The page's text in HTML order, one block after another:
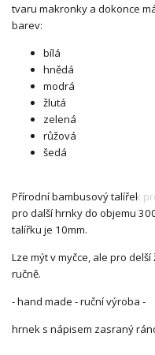
tvaru makronky a dokonce
barev:
bílá
hnědá
modrá
žlutá
zelená
růžová
šedá
Přírodní bambusový talířek
pro další hrnky do objemu
talířku je 10mm.
Lze mýt v myčce, ale pro
ručně.
- hand made - ruční výroba -
hrnek s nápisem zasraný